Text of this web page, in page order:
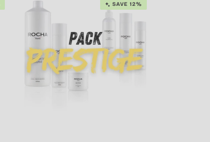
SAVE 12%